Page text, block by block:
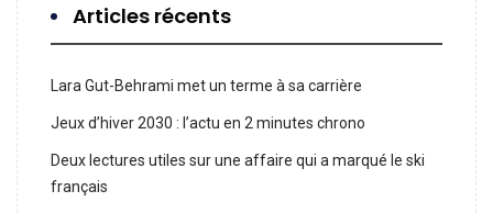
Articles récents
Lara Gut-Behrami met un terme à sa carrière
Jeux d’hiver 2030 : l’actu en 2 minutes chrono
Deux lectures utiles sur une affaire qui a marqué le ski
français